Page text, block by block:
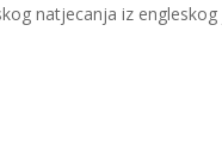
natjecanja iz engleskog